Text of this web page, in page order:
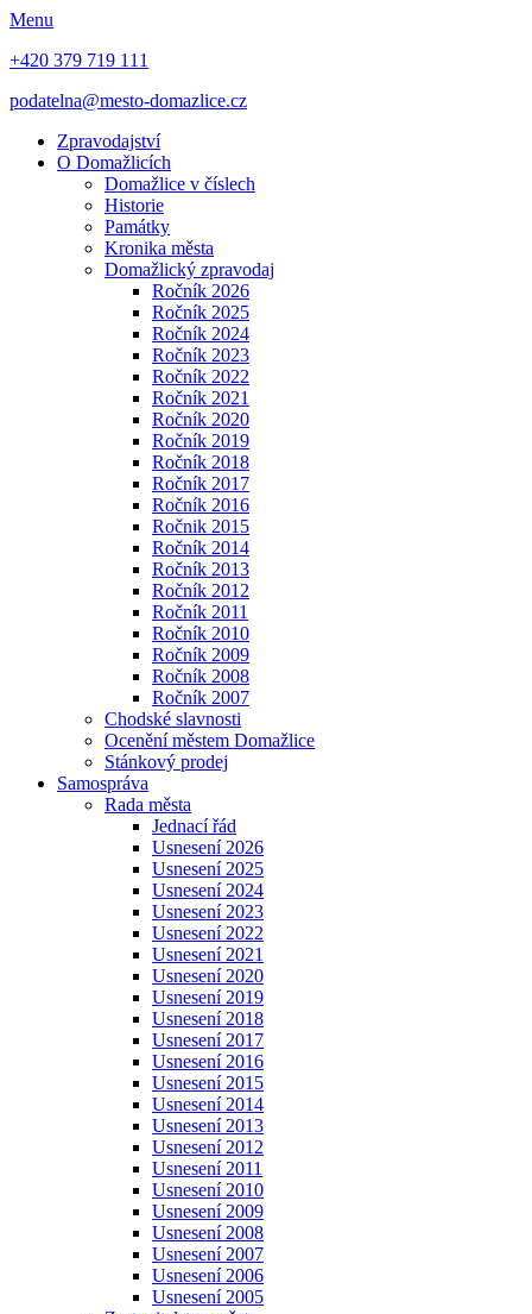
Menu
+420 379 719 111
podatelna@mesto-domazlice.cz
Zpravodajství
O Domažlicích
Domažlice v číslech
Historie
Památky
Kronika města
Domažlický zpravodaj
Ročník 2026
Ročník 2025
Ročník 2024
Ročník 2023
Ročník 2022
Ročník 2021
Ročník 2020
Ročník 2019
Ročník 2018
Ročník 2017
Ročník 2016
Ročnik 2015
Ročník 2014
Ročník 2013
Ročník 2012
Ročník 2011
Ročník 2010
Ročník 2009
Ročník 2008
Ročník 2007
Chodské slavnosti
Ocenění městem Domažlice
Stánkový prodej
Samospráva
Rada města
Jednací řád
Usnesení 2026
Usnesení 2025
Usnesení 2024
Usnesení 2023
Usnesení 2022
Usnesení 2021
Usnesení 2020
Usnesení 2019
Usnesení 2018
Usnesení 2017
Usnesení 2016
Usnesení 2015
Usnesení 2014
Usnesení 2013
Usnesení 2012
Usnesení 2011
Usnesení 2010
Usnesení 2009
Usnesení 2008
Usnesení 2007
Usnesení 2006
Usnesení 2005